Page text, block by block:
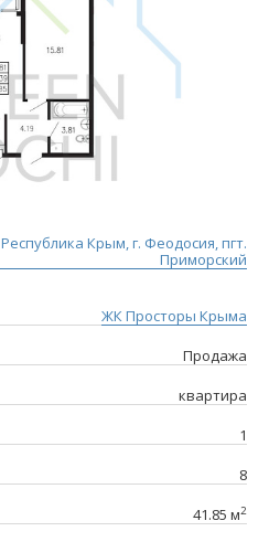
Республика Крым, г. Феодосия, пгт.
Приморский
ЖК Просторы Крыма
Продажа
квартира
1
8
41.85 м2